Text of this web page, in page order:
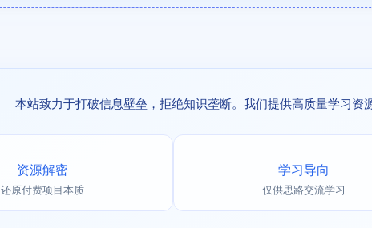
本站致力于打破信息壁垒，拒绝知识垄断。我们提供高质量学习资
资源解密
还原付费项目本质
学习导向
仅供思路交流学习